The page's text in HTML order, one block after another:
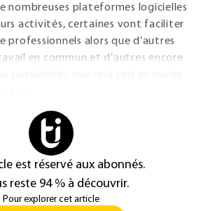
nombreuses plateformes logicielles
activités, certaines vont faciliter
professionnels alors que d’autres
en commun et d’autres encore
est réservé aux abonnés.
reste 94 % à découvrir.
Pour explorer cet article